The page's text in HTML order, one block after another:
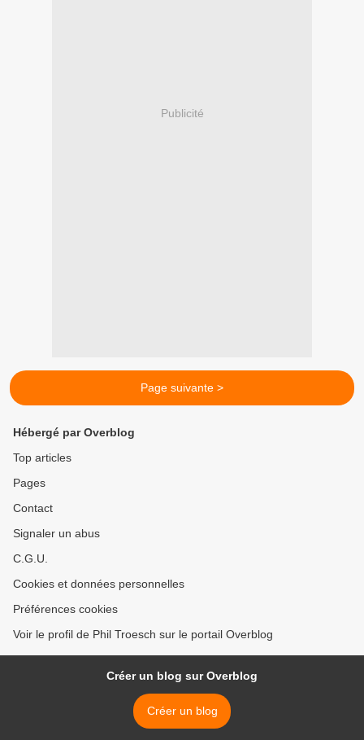
Publicité
Page suivante >
Hébergé par Overblog
Top articles
Pages
Contact
Signaler un abus
C.G.U.
Cookies et données personnelles
Préférences cookies
Voir le profil de Phil Troesch sur le portail Overblog
Créer un blog sur Overblog
Créer un blog